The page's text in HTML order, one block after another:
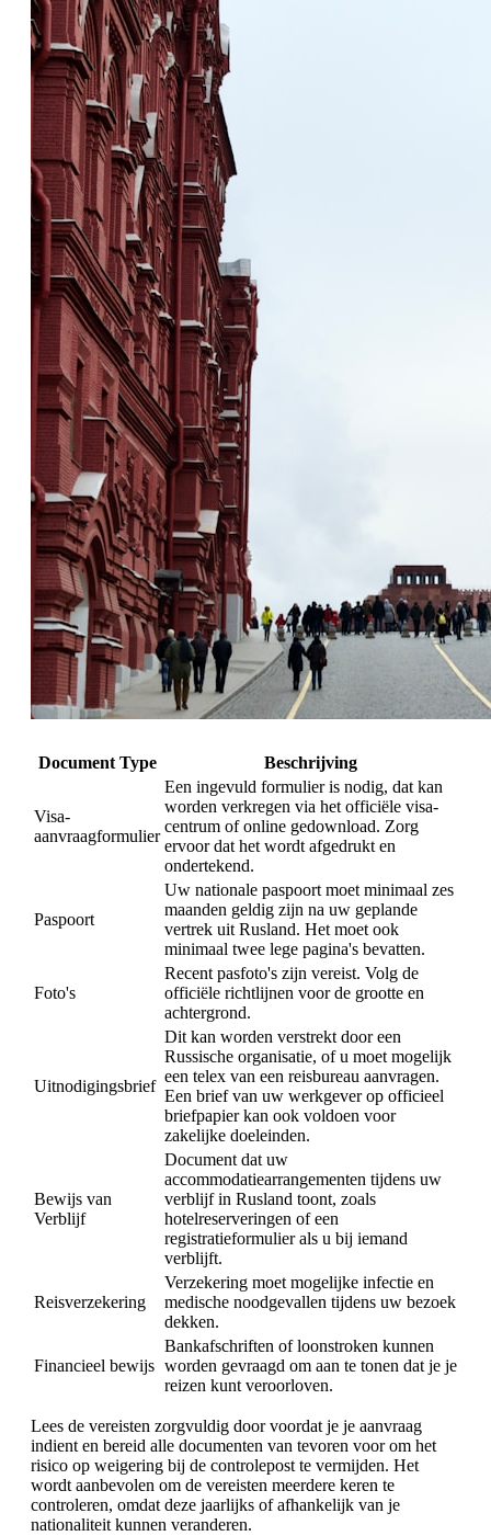
Document Type Beschrijving
Visa-
aanvraagformulier
Een ingevuld formulier is nodig, dat kan
worden verkregen via het officiële visa-
centrum of online gedownload. Zorg
ervoor dat het wordt afgedrukt en
ondertekend.
Paspoort
Uw nationale paspoort moet minimaal zes
maanden geldig zijn na uw geplande
vertrek uit Rusland. Het moet ook
minimaal twee lege pagina's bevatten.
Foto's
Recent pasfoto's zijn vereist. Volg de
officiële richtlijnen voor de grootte en
achtergrond.
Uitnodigingsbrief
Dit kan worden verstrekt door een
Russische organisatie, of u moet mogelijk
een telex van een reisbureau aanvragen.
Een brief van uw werkgever op officieel
briefpapier kan ook voldoen voor
zakelijke doeleinden.
Bewijs van
Verblijf
Document dat uw
accommodatiearrangementen tijdens uw
verblijf in Rusland toont, zoals
hotelreserveringen of een
registratieformulier als u bij iemand
verblijft.
Reisverzekering
Verzekering moet mogelijke infectie en
medische noodgevallen tijdens uw bezoek
dekken.
Financieel bewijs
Bankafschriften of loonstroken kunnen
worden gevraagd om aan te tonen dat je je
reizen kunt veroorloven.
Lees de vereisten zorgvuldig door voordat je je aanvraag
indient en bereid alle documenten van tevoren voor om het
risico op weigering bij de controlepost te vermijden. Het
wordt aanbevolen om de vereisten meerdere keren te
controleren, omdat deze jaarlijks of afhankelijk van je
nationaliteit kunnen veranderen.